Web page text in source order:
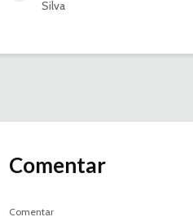
Silva
Comentar
Comentar